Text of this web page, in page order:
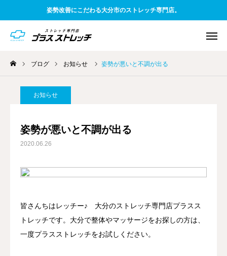
姿勢改善にこだわる大分市のストレッチ専門店。
ブログ お知らせ 姿勢が悪いと不調が出る
お知らせ
姿勢が悪いと不調が出る
2020.06.26
皆さんちはレッチー♪ 大分のストレッチ専門店プラスス
トレッチです。大分で整体やマッサージをお探しの方は、
一度プラスストレッチをお試しください。
WEB予約
電話予約
TOP
初めての方へ
企業様向け